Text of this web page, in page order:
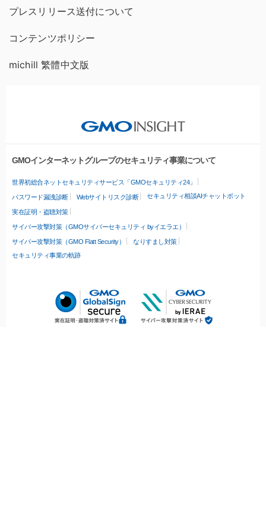
プレスリリース送付について
コンテンツポリシー
michill 繁體中文版
GMOインターネットグループのセキュリティ事業について
世界初総合ネットセキュリティサービス「GMOセキュリティ24」
パスワード漏洩診断 Webサイトリスク診断 セキュリティ相談AIチャットボット
実在証明・盗聴対策
サイバー攻撃対策（GMOサイバーセキュリティ byイエラエ）
サイバー攻撃対策（GMO Flatt Security）
なりすまし対策
セキュリティ事業の軌跡